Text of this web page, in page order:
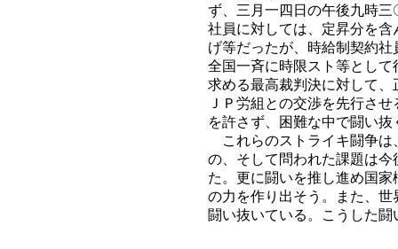
ず、三月一四日の午後九時
社員に対しては、定昇分を
げ等だったが、時給制契約
全国一斉に時限スト等とし
求める最高裁判決に対して
ＪＰ労組との交渉を先行さ
を許さず、困難な中で闘い
これらのストライキ闘争は
の、そして問われた課題は
た。更に闘いを推し進め国
の力を作り出そう。また、
闘い抜いている。こうした